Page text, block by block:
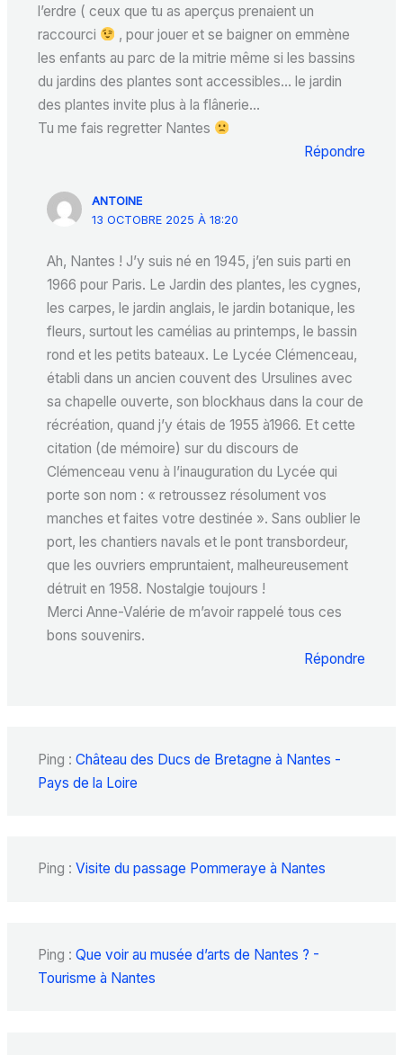
l’erdre ( ceux que tu as aperçus prenaient un
raccourci
, pour jouer et se baigner on emmène
les enfants au parc de la mitrie même si les bassins
du jardins des plantes sont accessibles… le jardin
des plantes invite plus à la flânerie…
Tu me fais regretter Nantes
Répondre
ANTOINE
13 OCTOBRE 2025 À 18:20
Ah, Nantes ! J’y suis né en 1945, j’en suis parti en
1966 pour Paris. Le Jardin des plantes, les cygnes,
les carpes, le jardin anglais, le jardin botanique, les
fleurs, surtout les camélias au printemps, le bassin
rond et les petits bateaux. Le Lycée Clémenceau,
établi dans un ancien couvent des Ursulines avec
sa chapelle ouverte, son blockhaus dans la cour de
récréation, quand j’y étais de 1955 à1966. Et cette
citation (de mémoire) sur du discours de
Clémenceau venu à l’inauguration du Lycée qui
porte son nom : « retroussez résolument vos
manches et faites votre destinée ». Sans oublier le
port, les chantiers navals et le pont transbordeur,
que les ouvriers empruntaient, malheureusement
détruit en 1958. Nostalgie toujours !
Merci Anne-Valérie de m’avoir rappelé tous ces
bons souvenirs.
Répondre
Ping : Château des Ducs de Bretagne à Nantes -
Pays de la Loire
Ping : Visite du passage Pommeraye à Nantes
Ping : Que voir au musée d’arts de Nantes ? -
Tourisme à Nantes